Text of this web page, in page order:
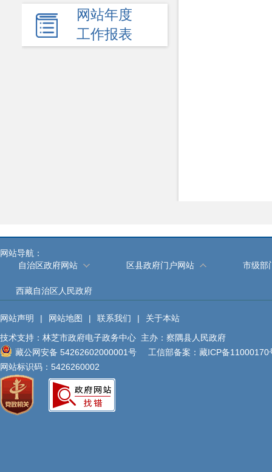
环境保护
教育招生
履职依据
机关简介
规划计划
统计信息
服务事项
双公示
行政事业性收费
网站年度
工作报表
网站导航：
自治区政府网站
区县政府门户网站 市级部
西藏自治区人民政府
网站声明 | 网站地图 | 联系我们 |
关于本站
技术支持：林芝市政府电子政务中心 主办：察隅县人民政府
工信部备案： 藏ICP备11000170
藏公网安备 54262602000001号
网站标识码：5426260002